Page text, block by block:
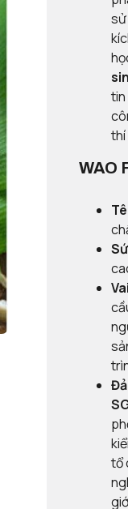
sử
thí
WAO
tổ